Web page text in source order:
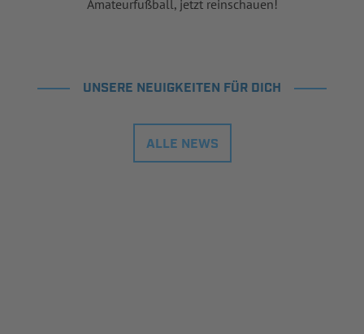
Amateurfußball, jetzt reinschauen!
UNSERE NEUIGKEITEN FÜR DICH
ALLE NEWS